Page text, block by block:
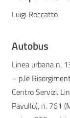
Luigi Roccatto
Autobus
Linea urbana n.
– p.le
Centro Servizi.
Pavullo), n. 761